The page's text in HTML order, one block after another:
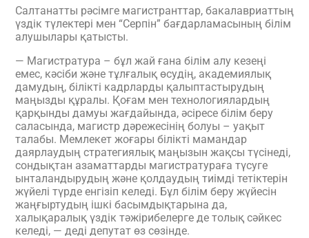
Салтанатты рәсімге магистранттар, бакалавриаттың
үздік түлектері мен “Серпін” бағдарламасының білім
алушылары қатысты.
— Магистратура – бұл жай ғана білім алу кезеңі
емес, кәсіби және тұлғалық өсудің, академиялық
дамудың, білікті кадрларды қалыптастырудың
маңызды құралы. Қоғам мен технологиялардың
қарқынды дамуы жағдайында, әсіресе білім беру
саласында, магистр дәрежесінің болуы – уақыт
талабы. Мемлекет жоғары білікті мамандар
даярлаудың стратегиялық маңызын жақсы түсінеді,
сондықтан азаматтарды магистратураға түсуге
ынталандырудың және қолдаудың тиімді тетіктерін
жүйелі түрде енгізіп келеді. Бұл білім беру жүйесін
жаңғыртудың ішкі басымдықтарына да,
халықаралық үздік тәжірибелерге де толық сәйкес
келеді, — деді депутат өз сөзінде.